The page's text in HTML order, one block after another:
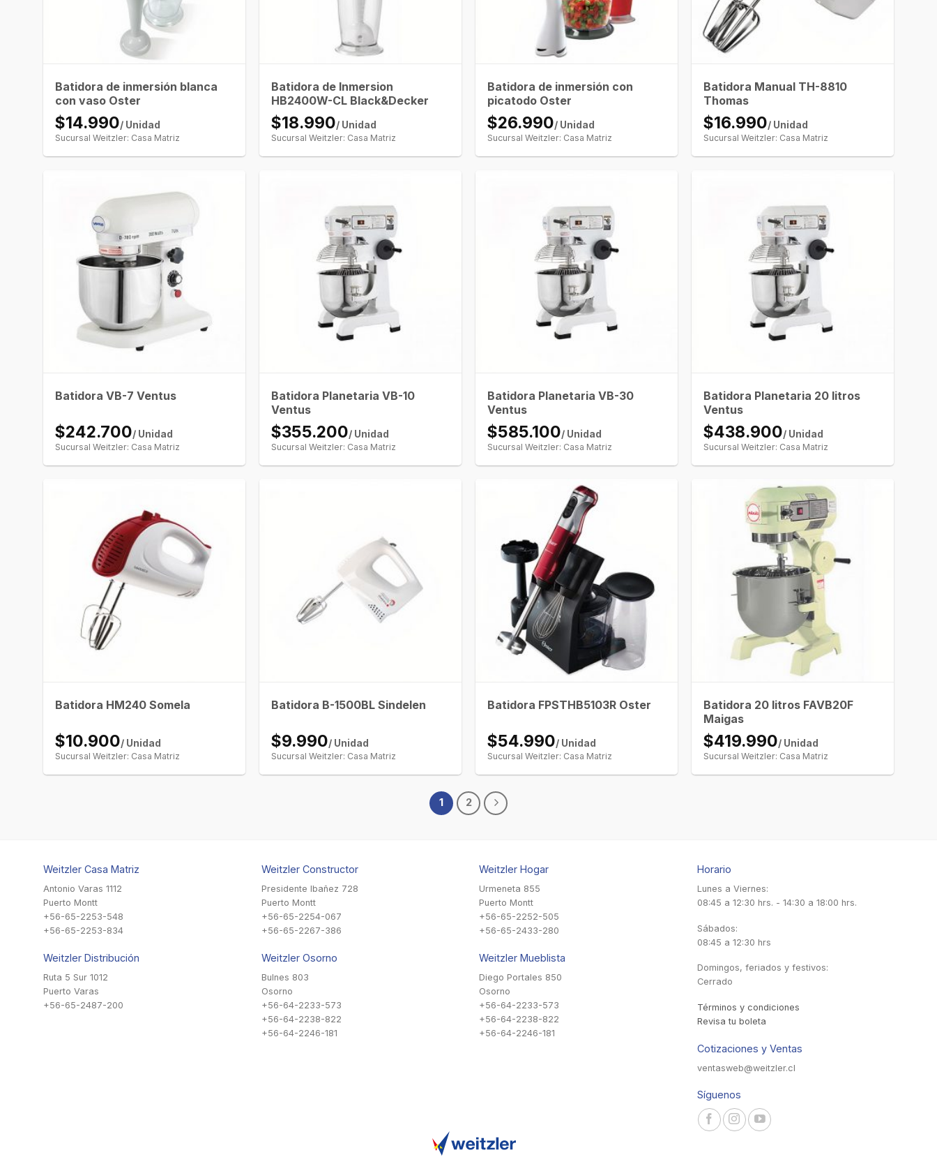
Batidora de inmersión blanca
con vaso Oster
$14.990/ Unidad
Sucursal Weitzler: Casa Matriz
Batidora de Inmersion
HB2400W-CL Black&Decker
$18.990/ Unidad
Sucursal Weitzler: Casa Matriz
Batidora de inmersión con
picatodo Oster
$26.990/ Unidad
Sucursal Weitzler: Casa Matriz
Batidora Manual TH-8810
Thomas
$16.990/ Unidad
Sucursal Weitzler: Casa Matriz
Batidora VB-7 Ventus
$242.700/ Unidad
Sucursal Weitzler: Casa Matriz
Batidora Planetaria VB-10
Ventus
$355.200/ Unidad
Sucursal Weitzler: Casa Matriz
Batidora Planetaria VB-30
Ventus
$585.100/ Unidad
Sucursal Weitzler: Casa Matriz
Batidora Planetaria 20 litros
Ventus
$438.900/ Unidad
Sucursal Weitzler: Casa Matriz
Batidora HM240 Somela
$10.900/ Unidad
Sucursal Weitzler: Casa Matriz
Batidora B-1500BL Sindelen
$9.990/ Unidad
Sucursal Weitzler: Casa Matriz
Batidora FPSTHB5103R Oster
$54.990/ Unidad
Sucursal Weitzler: Casa Matriz
Batidora 20 litros FAVB20F
Maigas
$419.990/ Unidad
Sucursal Weitzler: Casa Matriz
1 2
Weitzler Casa Matriz
Antonio Varas 1112
Puerto Montt
+56-65-2253-548
+56-65-2253-834
Weitzler Distribución
Ruta 5 Sur 1012
Puerto Varas
+56-65-2487-200
Weitzler Constructor
Presidente Ibañez 728
Puerto Montt
+56-65-2254-067
+56-65-2267-386
Weitzler Osorno
Bulnes 803
Osorno
+56-64-2233-573
+56-64-2238-822
+56-64-2246-181
Weitzler Hogar
Urmeneta 855
Puerto Montt
+56-65-2252-505
+56-65-2433-280
Weitzler Mueblista
Diego Portales 850
Osorno
+56-64-2233-573
+56-64-2238-822
+56-64-2246-181
Horario
Lunes a Viernes:
08:45 a 12:30 hrs. - 14:30 a 18:00 hrs.
Sábados:
08:45 a 12:30 hrs
Domingos, feriados y festivos:
Cerrado
Términos y condiciones
Revisa tu boleta
Cotizaciones y Ventas
ventasweb@weitzler.cl
Síguenos